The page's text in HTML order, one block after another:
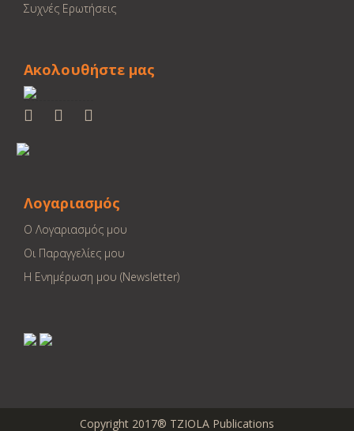
Συχνές Ερωτήσεις
Ακολουθήστε μας
Λογαριασμός
Ο Λογαριασμός μου
Οι Παραγγελίες μου
Η Ενημέρωση μου (Newsletter)
Copyright 2017® TZIOLA Publications